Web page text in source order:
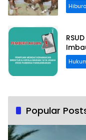
Popular